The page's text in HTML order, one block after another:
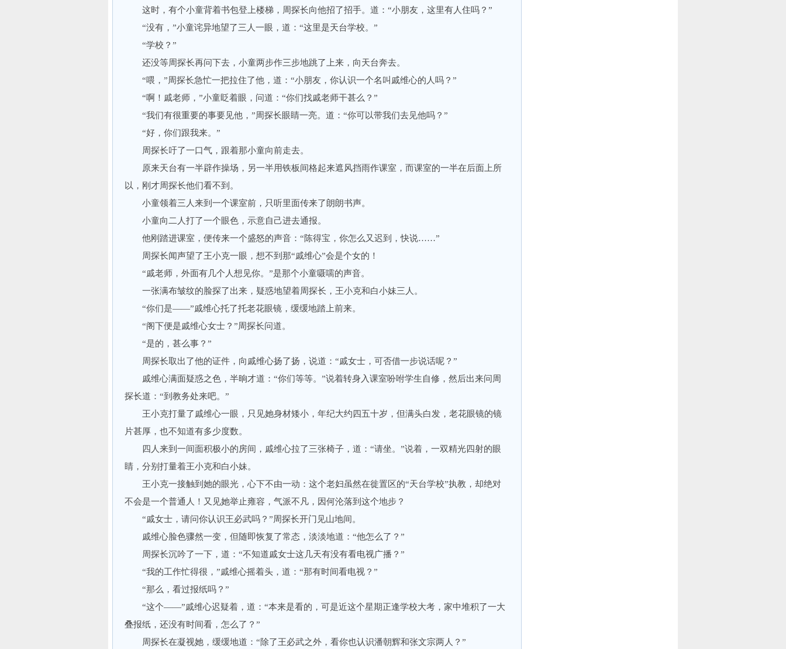
这时，有个小童背着书包登上楼梯，周探长向他招了招手。道：“小朋友，这里有人住吗？”
“没有，”小童诧异地望了三人一眼，道：“这里是天台学校。”
“学校？”
还没等周探长再问下去，小童两步作三步地跳了上来，向天台奔去。
“喂，”周探长急忙一把拉住了他，道：“小朋友，你认识一个名叫戚维心的人吗？”
“啊！戚老师，”小童眨着眼，问道：“你们找戚老师干甚么？”
“我们有很重要的事要见他，”周探长眼睛一亮。道：“你可以带我们去见他吗？”
“好，你们跟我来。”
周探长吁了一口气，跟着那小童向前走去。
原来天台有一半辟作操场，另一半用铁板间格起来遮风挡雨作课室，而课室的一半在后面上所
以，刚才周探长他们看不到。
小童领着三人来到一个课室前，只听里面传来了朗朗书声。
小童向二人打了一个眼色，示意自己进去通报。
他刚踏进课室，便传来一个盛怒的声音：“陈得宝，你怎么又迟到，快说……”
周探长闻声望了王小克一眼，想不到那“戚维心”会是个女的！
“戚老师，外面有几个人想见你。”是那个小童嗫嚅的声音。
一张满布皱纹的脸探了出来，疑惑地望着周探长，王小克和白小妹三人。
“你们是——”戚维心托了托老花眼镜，缓缓地踏上前来。
“阁下便是戚维心女士？”周探长问道。
“是的，甚么事？”
周探长取出了他的证件，向戚维心扬了扬，说道：“戚女士，可否借一步说话呢？”
戚维心满面疑惑之色，半晌才道：“你们等等。”说着转身入课室吩咐学生自修，然后出来问周
探长道：“到教务处来吧。”
王小克打量了戚维心一眼，只见她身材矮小，年纪大约四五十岁，但满头白发，老花眼镜的镜
片甚厚，也不知道有多少度数。
四人来到一间面积极小的房间，戚维心拉了三张椅子，道：“请坐。”说着，一双精光四射的眼
睛，分别打量着王小克和白小妹。
王小克一接触到她的眼光，心下不由一动：这个老妇虽然在徙置区的“天台学校”执教，却绝对
不会是一个普通人！又见她举止雍容，气派不凡，因何沦落到这个地步？
“戚女士，请问你认识王必武吗？”周探长开门见山地间。
戚维心脸色骤然一变，但随即恢复了常态，淡淡地道：“他怎么了？”
周探长沉吟了一下，道：“不知道戚女士这几天有没有看电视广播？”
“我的工作忙得很，”戚维心摇着头，道：“那有时间看电视？”
“那么，看过报纸吗？”
“这个——”戚维心迟疑着，道：“本来是看的，可是近这个星期正逢学校大考，家中堆积了一大
叠报纸，还没有时间看，怎么了？”
周探长在凝视她，缓缓地道：“除了王必武之外，看你也认识潘朝辉和张文宗两人？”